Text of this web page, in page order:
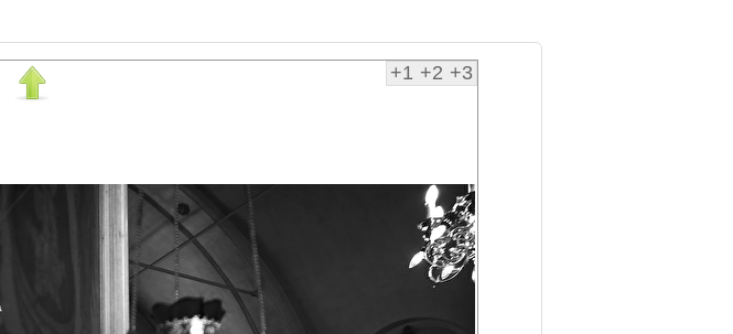
+1 +2 +3